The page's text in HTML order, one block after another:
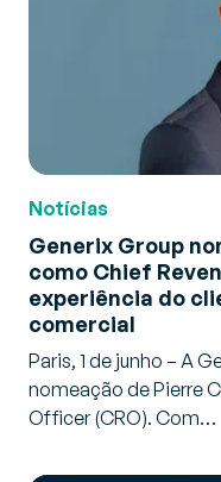
Notícias
Generix Group
como Chief
experiência do
comercial
Paris, 1 de junho – A
nomeação de Pierre
Officer (CRO). Com…